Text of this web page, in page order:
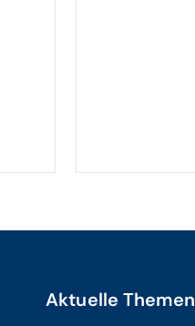
Aktuelle Themen